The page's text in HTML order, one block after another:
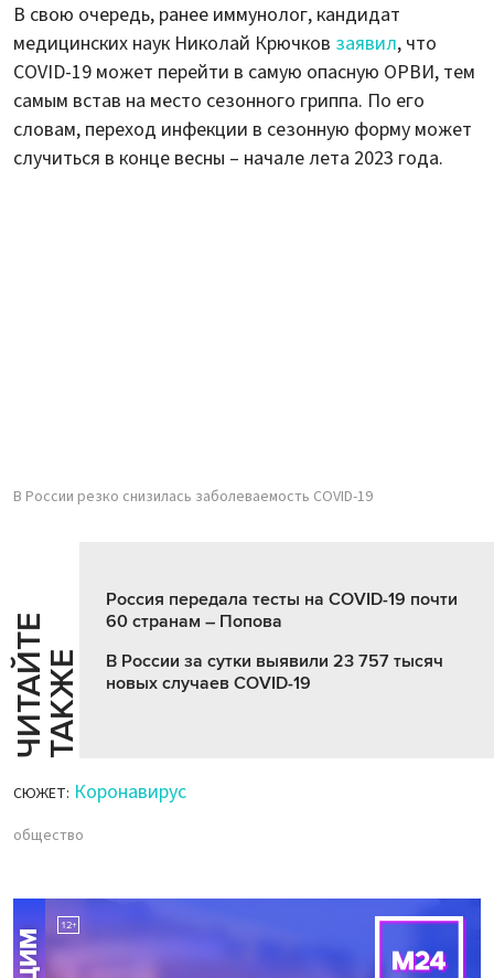
В свою очередь, ранее иммунолог, кандидат
медицинских наук Николай Крючков заявил, что
COVID-19 может перейти в самую опасную ОРВИ, тем
самым встав на место сезонного гриппа. По его
словам, переход инфекции в сезонную форму может
случиться в конце весны – начале лета 2023 года.
В России резко снизилась заболеваемость COVID-19
Ч
И
Т
АЙ
Т
Е
Т
А
К
ЖЕ
Россия передала тесты на COVID-19 почти
60 странам – Попова
В России за сутки выявили 23 757 тысяч
новых случаев COVID-19
СЮЖЕТ: Коронавирус
общество